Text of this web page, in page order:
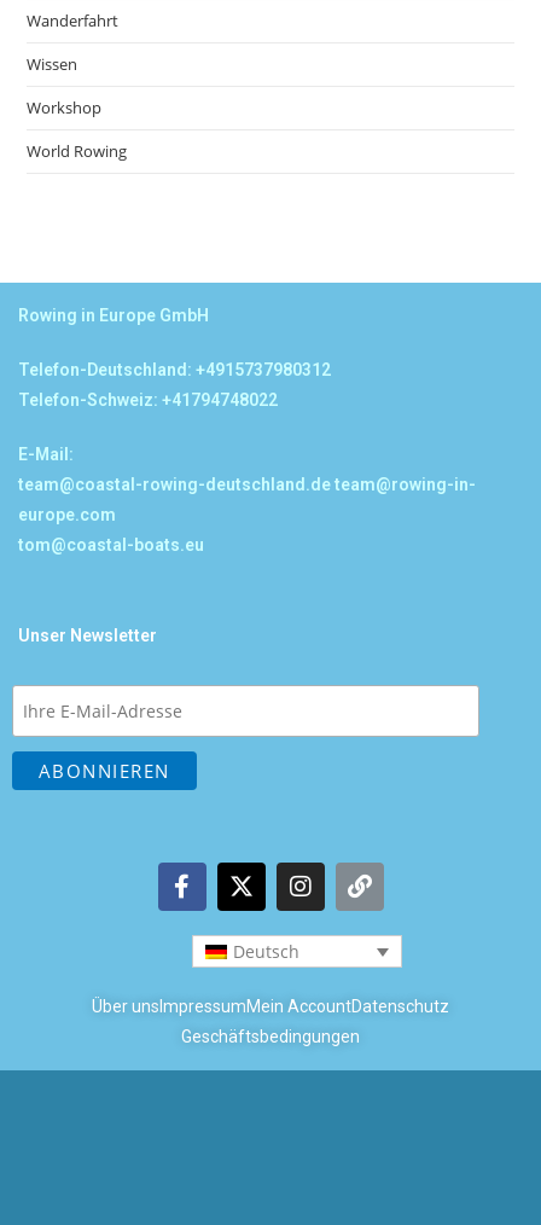
Wanderfahrt
Wissen
Workshop
World Rowing
Rowing in Europe GmbH
Telefon-Deutschland: +4915737980312
Telefon-Schweiz: +41794748022
E-Mail:
team@coastal-rowing-deutschland.deteam@rowing-in-
europe.com
tom@coastal-boats.eu
Unser Newsletter
Deutsch
Über uns ImpressumMein AccountDatenschutz
Geschäftsbedingungen